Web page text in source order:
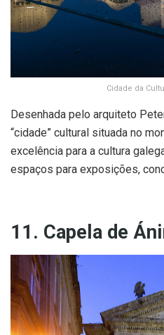
Cidade da
Desenhada pelo arquiteto
“cidade” cultural situada no
excelência para a cultura
espaços para exposições,
11. Capela de